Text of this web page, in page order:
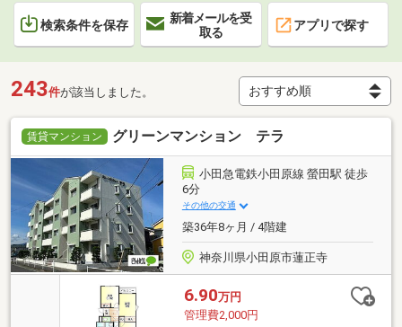
検索条件を保存
新着メールを受
取る
アプリで探す
243件が該当しました。
賃貸マンション グリーンマンション テラ
小田急電鉄小田原線 螢田駅 徒歩
6分
その他の交通
築36年8ヶ月 / 4階建
神奈川県小田原市蓮正寺
6.90万円
管理費2,000円